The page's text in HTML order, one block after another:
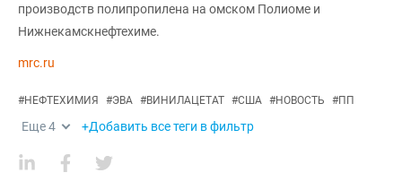
производств полипропилена на омском Полиоме и
Нижнекамскнефтехиме.
mrc.ru
#НЕФТЕХИМИЯ #ЭВА #ВИНИЛАЦЕТАТ #США #НОВОСТЬ #ПП
Еще4 +Добавить все теги в фильтр